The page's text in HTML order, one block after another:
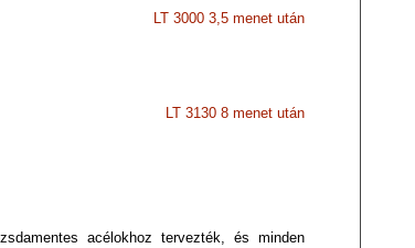
LT 3000 3,5 menet után
LT 3130 8 menet után
acélokhoz tervezték, és minden